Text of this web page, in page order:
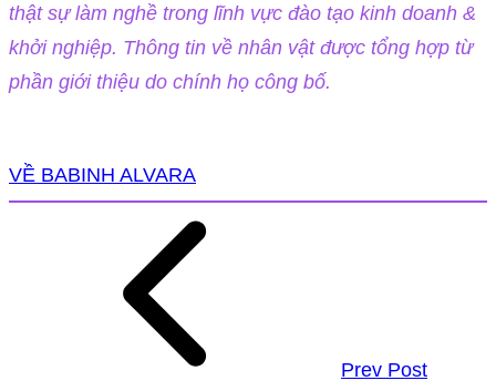
thật sự làm nghề trong lĩnh vực đào tạo kinh doanh &
khởi nghiệp. Thông tin về nhân vật được tổng hợp từ
phần giới thiệu do chính họ công bố.
VỀ BABINH ALVARA
Prev Post